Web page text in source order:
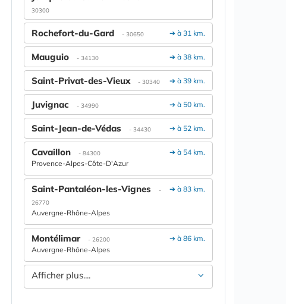
30300
➔ à 31 km.
Rochefort-du-Gard - 30650
➔ à 38 km.
Mauguio - 34130
➔ à 39 km.
Saint-Privat-des-Vieux - 30340
➔ à 50 km.
Juvignac - 34990
➔ à 52 km.
Saint-Jean-de-Védas - 34430
➔ à 54 km.
Cavaillon - 84300
Provence-Alpes-Côte-D'Azur
➔ à 83 km.
Saint-Pantaléon-les-Vignes
-
26770
Auvergne-Rhône-Alpes
➔ à 86 km.
Montélimar - 26200
Auvergne-Rhône-Alpes
Afficher plus....